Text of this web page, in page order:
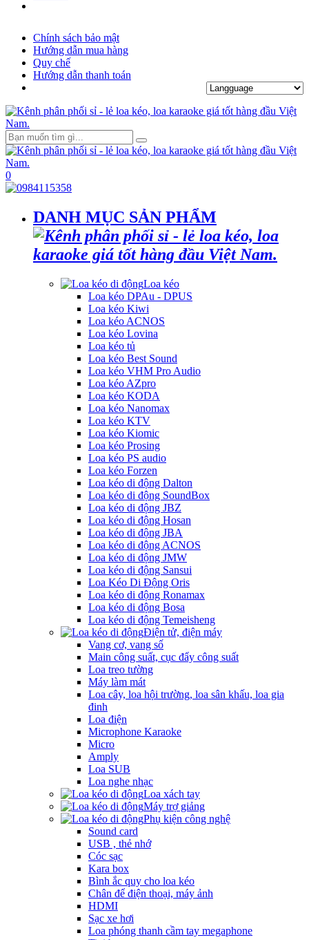
Chính sách bảo mật
Hướng dẫn mua hàng
Quy chế
Hướng dẫn thanh toán
0
DANH MỤC SẢN PHẨM
Loa kéo
Loa kéo DPAu - DPUS
Loa kéo Kiwi
Loa kéo ACNOS
Loa kéo Lovina
Loa kéo tủ
Loa kéo Best Sound
Loa kéo VHM Pro Audio
Loa kéo AZpro
Loa kéo KODA
Loa kéo Nanomax
Loa kéo KTV
Loa kéo Kiomic
Loa kéo Prosing
Loa kéo PS audio
Loa kéo Forzen
Loa kéo di động Dalton
Loa kéo di động SoundBox
Loa kéo di động JBZ
Loa kéo di động Hosan
Loa kéo di động JBA
Loa kéo di động ACNOS
Loa kéo di động JMW
Loa kéo di động Sansui
Loa Kéo Di Động Oris
Loa kéo di động Ronamax
Loa kéo di động Bosa
Loa kéo di động Temeisheng
Điện tử, điện máy
Vang cơ, vang số
Main công suất, cục đẩy công suất
Loa treo tường
Máy làm mát
Loa cây, loa hội trường, loa sân khấu, loa gia
đinh
Loa điện
Microphone Karaoke
Micro
Amply
Loa SUB
Loa nghe nhạc
Loa xách tay
Máy trợ giảng
Phụ kiện công nghệ
Sound card
USB , thẻ nhớ
Cóc sạc
Kara box
Bình ắc quy cho loa kéo
Chân để điện thoại, máy ảnh
HDMI
Sạc xe hơi
Loa phóng thanh cầm tay megaphone